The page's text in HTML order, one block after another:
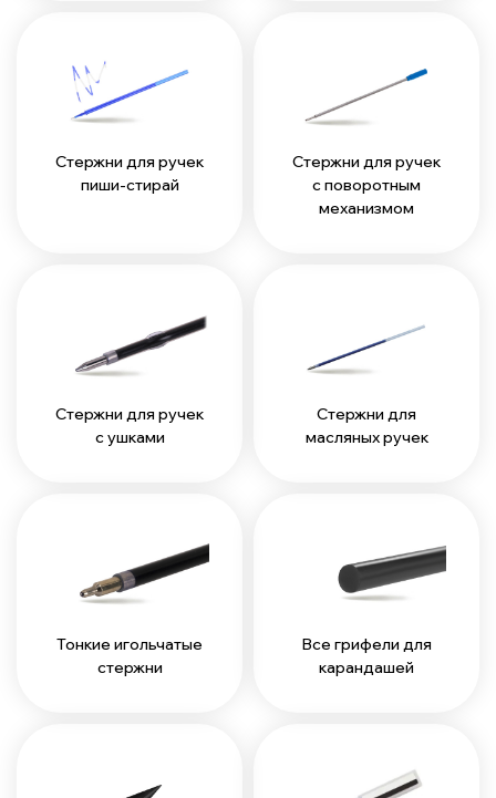
Стержни для ручек
пиши-стирай
Стержни для ручек
с поворотным
механизмом
Стержни для ручек
с ушками
Стержни для
масляных ручек
Тонкие игольчатые
стержни
Все грифели для
карандашей